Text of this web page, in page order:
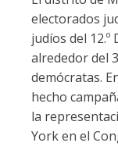
electorados
judíos del
alrededor del
demócratas.
hecho
la
York en el